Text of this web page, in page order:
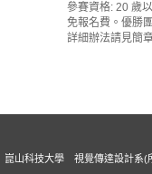
參賽資格: 20 歲
免報名費。優勝
詳細辦法請見簡
崑山科技大學 視覺傳達設計系(